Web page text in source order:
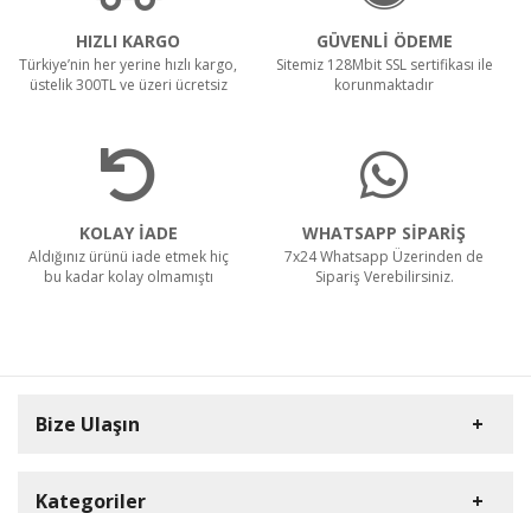
HIZLI KARGO
Türkiye’nin her yerine hızlı kargo,
üstelik 300TL ve üzeri ücretsiz
GÜVENLİ ÖDEME
Sitemiz 128Mbit SSL sertifikası ile
korunmaktadır
KOLAY İADE
Aldığınız ürünü iade etmek hiç
bu kadar kolay olmamıştı
WHATSAPP SİPARİŞ
7x24 Whatsapp Üzerinden de
Sipariş Verebilirsiniz.
Bize Ulaşın
Kategoriler